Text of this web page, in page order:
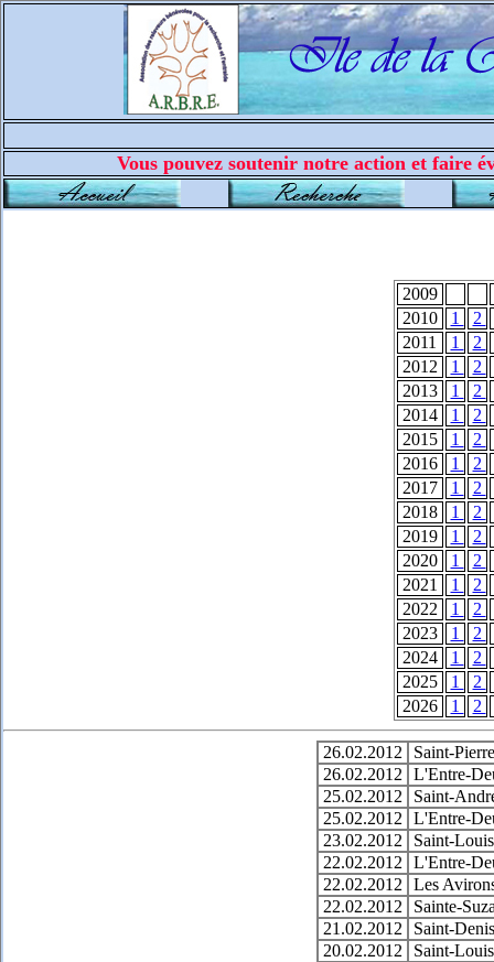
Vous pouvez soutenir notre action et faire
2009
2010
1
2
2011
1
2
2012
1
2
2013
1
2
2014
1
2
2015
1
2
2016
1
2
2017
1
2
2018
1
2
2019
1
2
2020
1
2
2021
1
2
2022
1
2
2023
1
2
2024
1
2
2025
1
2
2026
1 2
26.02.2012
Saint-
26.02.2012
L'Entre-
25.02.2012
Saint-
25.02.2012
L'Entre-
23.02.2012
Saint-
22.02.2012
L'Entre-
22.02.2012
Les
22.02.2012
Sainte-
21.02.2012
Saint-
20.02.2012
Saint-